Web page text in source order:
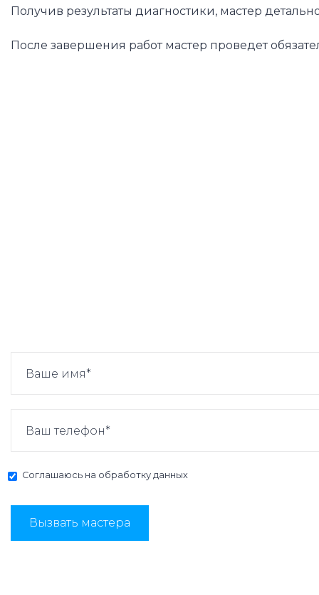
Получив результаты диагностики, мастер
После завершения работ мастер проведет
Соглашаюсь на обработку данных
Вызвать мастера